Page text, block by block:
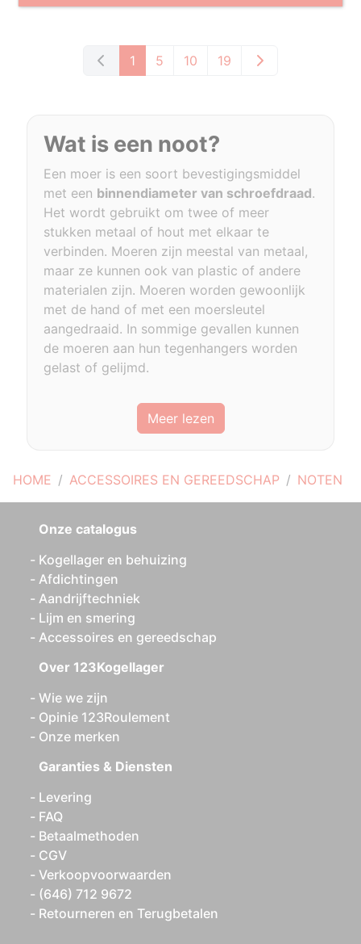
HOME ACCESSOIRES EN GEREEDSCHAP NOTEN
1 5 10 19
Wat is een noot?
Een moer is een soort bevestigingsmiddel
met een binnendiameter van schroefdraad.
Het wordt gebruikt om twee of meer
stukken metaal of hout met elkaar te
verbinden. Moeren zijn meestal van metaal,
maar ze kunnen ook van plastic of andere
materialen zijn. Moeren worden gewoonlijk
met de hand of met een moersleutel
aangedraaid. In sommige gevallen kunnen
de moeren aan hun tegenhangers worden
gelast of gelijmd.
Meer lezen
Onze catalogus
Kogellager en behuizing
Afdichtingen
Aandrijftechniek
Lijm en smering
Accessoires en gereedschap
Over 123Kogellager
Wie we zijn
Opinie 123Roulement
Onze merken
Garanties & Diensten
Levering
FAQ
Betaalmethoden
CGV
Verkoopvoorwaarden
(646) 712 9672
Retourneren en Terugbetalen